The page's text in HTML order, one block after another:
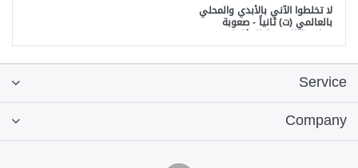
لا تخلطوا الآني بالأبدي والمحلي
بالعالمي (ت) ثانياً - صعوبة
مواجهة الحقيقة المؤلمة
Service
Company